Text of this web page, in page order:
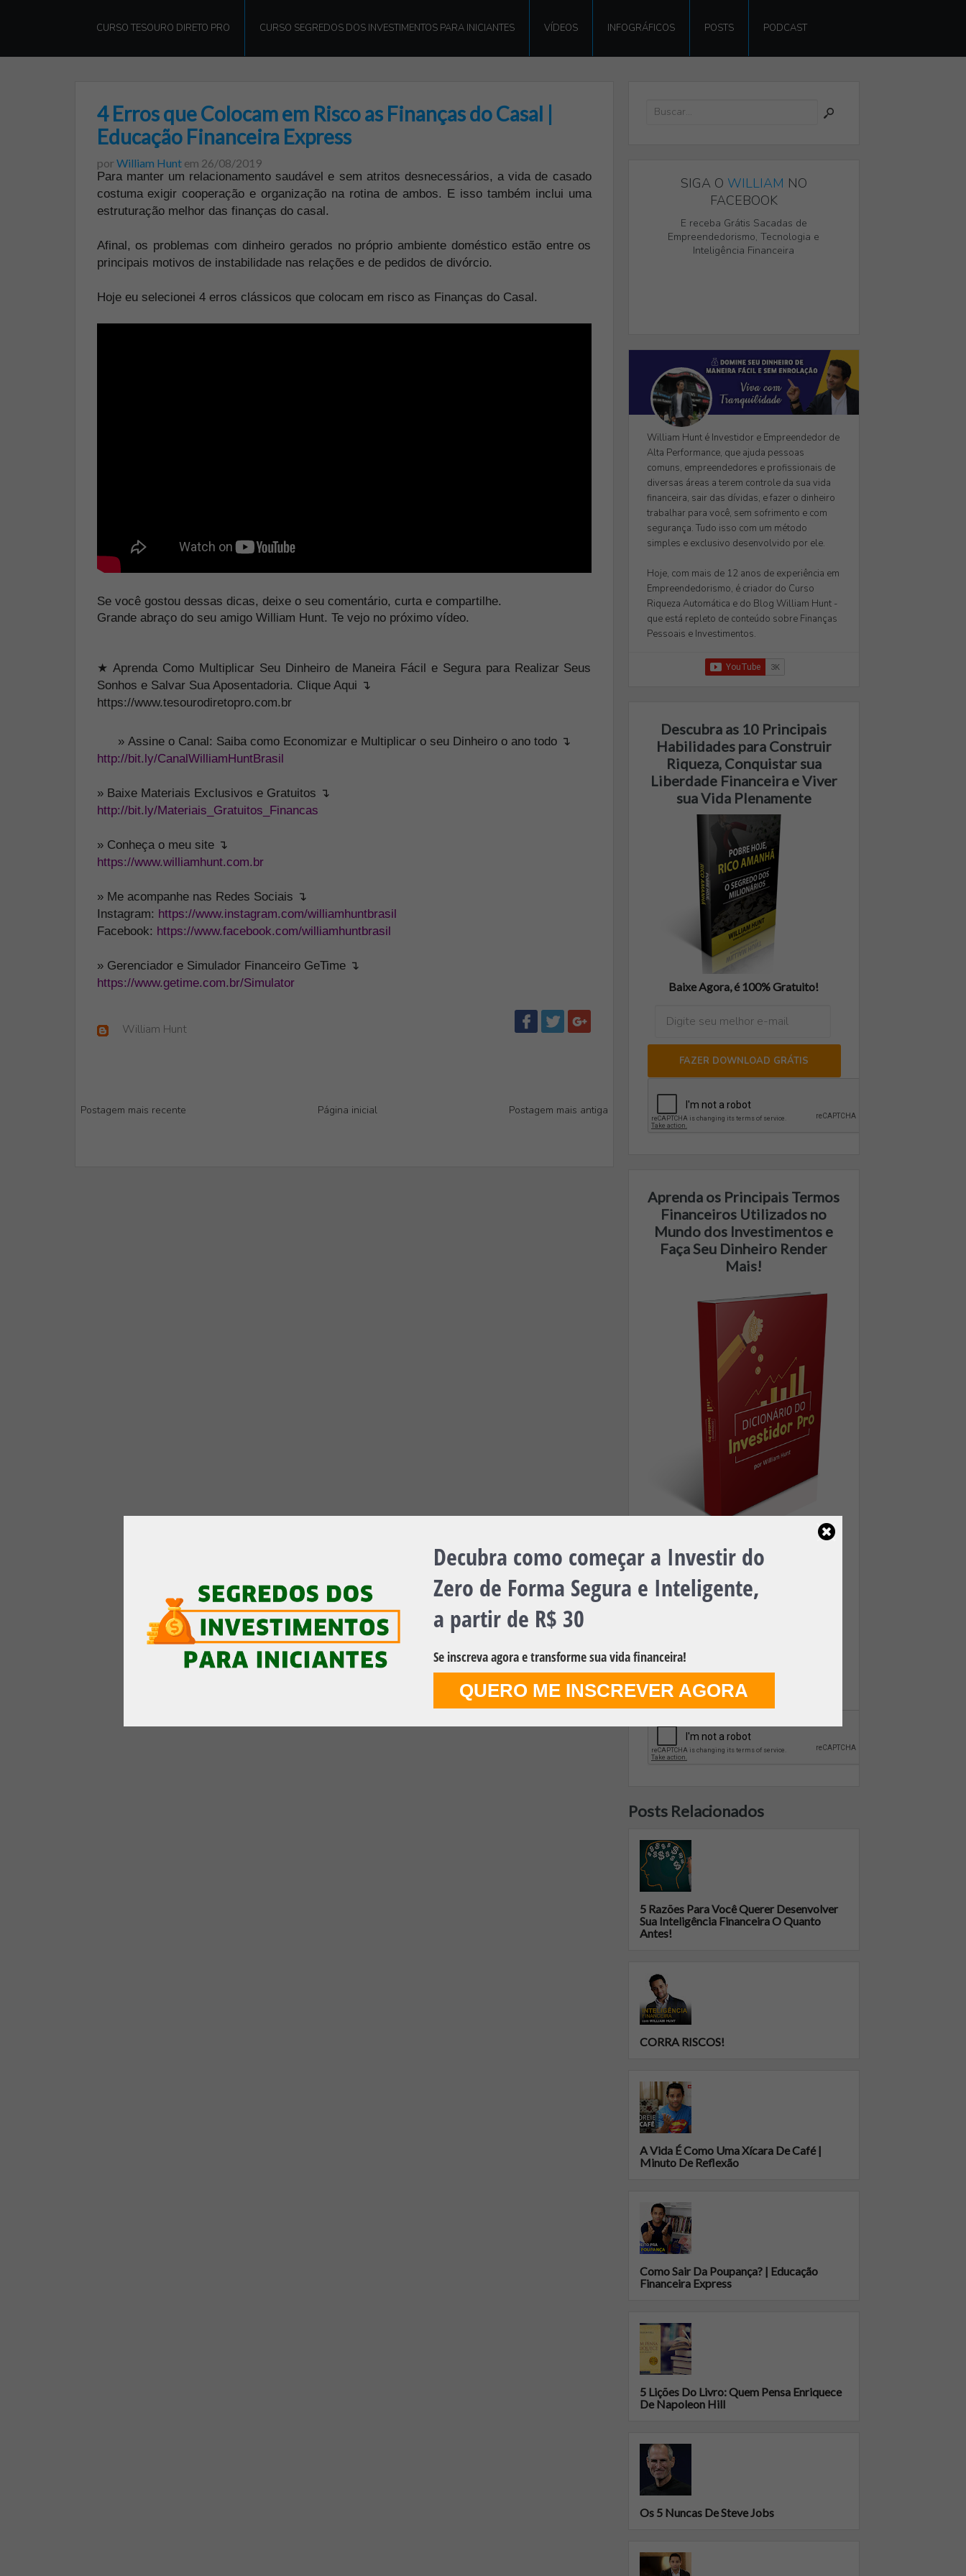
Decubra como começar a Investir do
Zero de Forma Segura e Inteligente,
a partir de R$ 30
Se inscreva agora e transforme sua vida financeira!
QUERO ME INSCREVER AGORA
William Hunt
CURSO TESOURO DIRETO PRO CURSO SEGREDOS DOS INVESTIMENTOS PARA INICIANTES VÍDEOS INFOGRÁFICOS POSTS PODCAST
4 Erros que Colocam em Risco as Finanças do Casal |
Educação Financeira Express
por William Hunt em 26/08/2019
Para manter um relacionamento saudável e sem atritos desnecessários, a vida de casado
costuma exigir cooperação e organização na rotina de ambos. E isso também inclui uma
estruturação melhor das finanças do casal.
Afinal, os problemas com dinheiro gerados no próprio ambiente doméstico estão entre os
principais motivos de instabilidade nas relações e de pedidos de divórcio.
Hoje eu selecionei 4 erros clássicos que colocam em risco as Finanças do Casal.
Se você gostou dessas dicas, deixe o seu comentário, curta e compartilhe.
Grande abraço do seu amigo William Hunt. Te vejo no próximo vídeo.
★ Aprenda Como Multiplicar Seu Dinheiro de Maneira Fácil e Segura para Realizar Seus
Sonhos e Salvar Sua Aposentadoria. Clique Aqui ↴
https://www.tesourodiretopro.com.br
» Assine o Canal: Saiba como Economizar e Multiplicar o seu Dinheiro o ano todo ↴
http://bit.ly/CanalWilliamHuntBrasil
» Baixe Materiais Exclusivos e Gratuitos ↴
http://bit.ly/Materiais_Gratuitos_Financas
» Conheça o meu site ↴
https://www.williamhunt.com.br
» Me acompanhe nas Redes Sociais ↴
Instagram: https://www.instagram.com/williamhuntbrasil
Facebook: https://www.facebook.com/williamhuntbrasil
» Gerenciador e Simulador Financeiro GeTime ↴
https://www.getime.com.br/Simulator
William Hunt
Postagem mais recente Página inicial Postagem mais antiga
SIGA O WILLIAM NO
FACEBOOK
E receba Grátis Sacadas de
Empreendedorismo, Tecnologia e
Inteligência Financeira
William Hunt é Investidor e Empreendedor de
Alta Performance, que ajuda pessoas
comuns, empreendedores e profissionais de
diversas áreas a terem controle da sua vida
financeira, sair das dívidas, e fazer o dinheiro
trabalhar para você, sem sofrimento e com
segurança. Tudo isso com um método
simples e exclusivo desenvolvido por ele.
Hoje, com mais de 12 anos de experiência em
Empreendedorismo, é criador do Curso
Riqueza Automática e do Blog William Hunt -
que está repleto de conteúdo sobre Finanças
Pessoais e Investimentos.
Descubra as 10 Principais
Habilidades para Construir
Riqueza, Conquistar sua
Liberdade Financeira e Viver
sua Vida Plenamente
Baixe Agora, é 100% Gratuito!
FAZER DOWNLOAD GRÁTIS
Aprenda os Principais Termos
Financeiros Utilizados no
Mundo dos Investimentos e
Faça Seu Dinheiro Render
Mais!
Baixe Agora, é 100% Gratuito!
FAZER DOWNLOAD GRÁTIS
Posts Relacionados
5 Razões Para Você Querer Desenvolver
Sua Inteligência Financeira O Quanto
Antes!
CORRA RISCOS!
A Vida É Como Uma Xícara De Café |
Minuto De Reflexão
Como Sair Da Poupança? | Educação
Financeira Express
5 Lições Do Livro: Quem Pensa Enriquece
De Napoleon Hill
Os 5 Nuncas De Steve Jobs